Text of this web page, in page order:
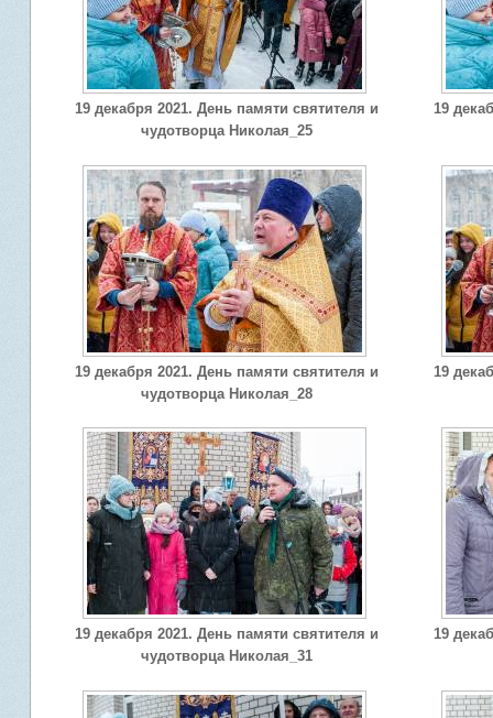
19 декабря 2021. День памяти святителя и
чудотворца Николая_25
19
19 декабря 2021. День памяти святителя и
чудотворца Николая_28
19
19 декабря 2021. День памяти святителя и
чудотворца Николая_31
19